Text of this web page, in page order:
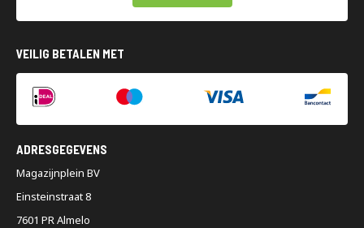
VEILIG BETALEN MET
ADRESGEGEVENS
Magazijnplein BV
Einsteinstraat 8
7601 PR Almelo